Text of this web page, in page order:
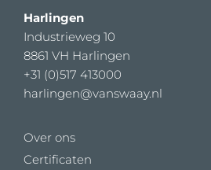
s
q
u
a
r
e
i
n
Harlingen
Industrieweg 10
8861 VH Harlingen
+31 (0)517 413000
harlingen@vanswaay.nl
Over ons
Certificaten